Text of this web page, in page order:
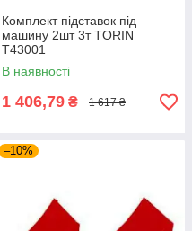
Комплект підставок під
машину 2шт 3т TORIN
T43001
В наявності
1 406,79 ₴ 1 617 ₴
–10%